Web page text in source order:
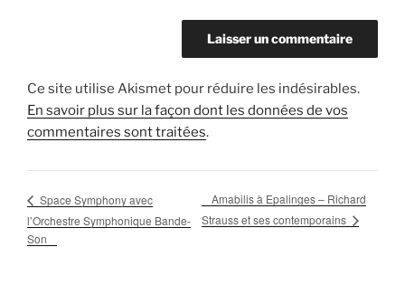
Ce site utilise Akismet pour réduire les indésirables.
En savoir plus sur la façon dont les données de vos
commentaires sont traitées.
Space Symphony avec
l’Orchestre Symphonique Bande-
Son
Amabilis à Epalinges – Richard
Strauss et ses contemporains